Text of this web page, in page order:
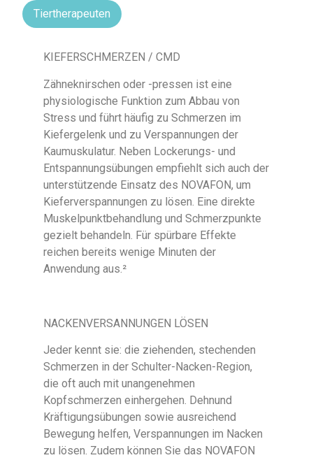
Tiertherapeuten
KIEFERSCHMERZEN / CMD
Zähneknirschen oder -pressen ist eine
physiologische Funktion zum Abbau von
Stress und führt häufig zu Schmerzen im
Kiefergelenk und zu Verspannungen der
Kaumuskulatur. Neben Lockerungs- und
Entspannungsübungen empfiehlt sich auch der
unterstützende Einsatz des NOVAFON, um
Kieferverspannungen zu lösen. Eine direkte
Muskelpunktbehandlung und Schmerzpunkte
gezielt behandeln. Für spürbare Effekte
reichen bereits wenige Minuten der
Anwendung aus.²
NACKENVERSANNUNGEN LÖSEN
Jeder kennt sie: die ziehenden, stechenden
Schmerzen in der Schulter-Nacken-Region,
die oft auch mit unangenehmen
Kopfschmerzen einhergehen. Dehnund
Kräftigungsübungen sowie ausreichend
Bewegung helfen, Verspannungen im Nacken
zu lösen. Zudem können Sie das NOVAFON